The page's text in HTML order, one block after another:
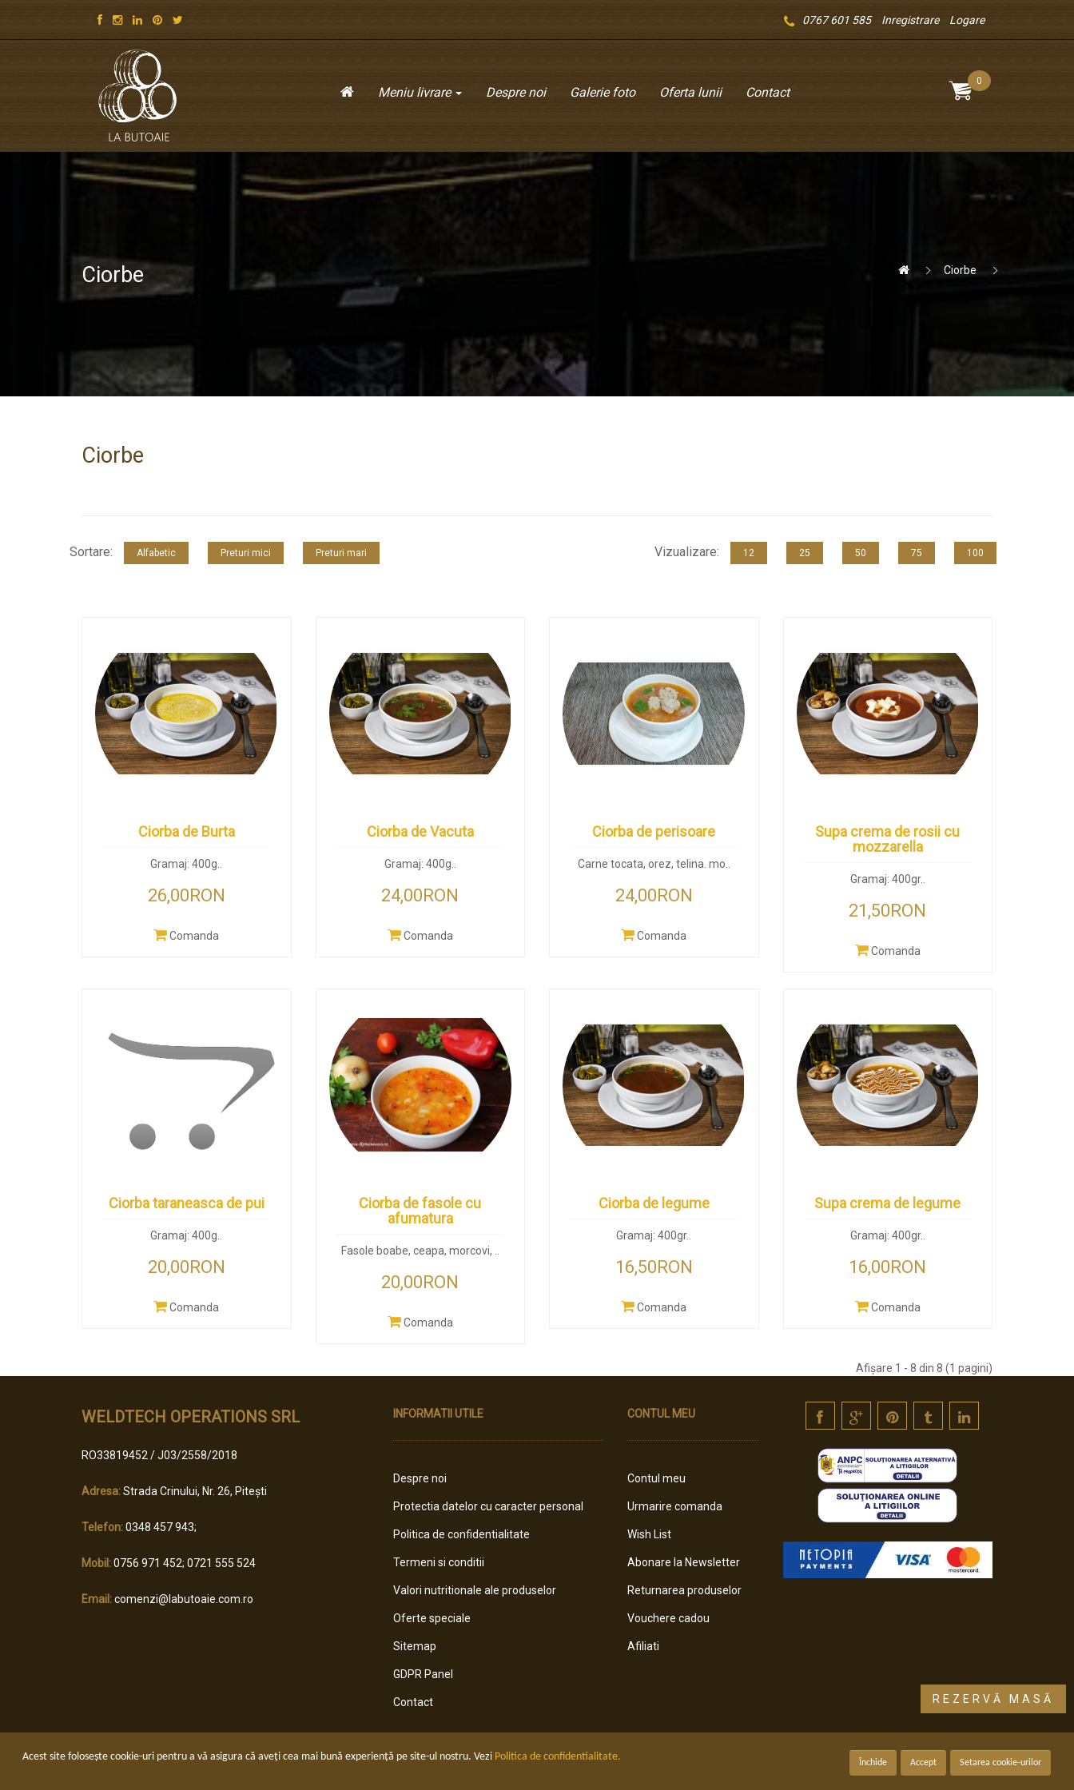
0767 601 585 Inregistrare Logare
Meniu livrare Despre noi Galerie foto Oferta lunii Contact
0
Ciorbe Ciorbe
Ciorbe
Sortare: Alfabetic Preturi mici Preturi mari Vizualizare: 12 25 50 75 100
Ciorba de Burta
Gramaj: 400g..
26,00RON
Comanda
Ciorba de Vacuta
Gramaj: 400g..
24,00RON
Comanda
Ciorba de perisoare
Carne tocata, orez, telina. mo..
24,00RON
Comanda
Supa crema de rosii cu
mozzarella
Gramaj: 400gr..
21,50RON
Comanda
Ciorba taraneasca de pui
Gramaj: 400g..
20,00RON
Comanda
Ciorba de fasole cu
afumatura
Fasole boabe, ceapa, morcovi, ..
20,00RON
Comanda
Ciorba de legume
Gramaj: 400gr..
16,50RON
Comanda
Supa crema de legume
Gramaj: 400gr..
16,00RON
Comanda
Afişare 1 - 8 din 8 (1 pagini)
WELDTECH OPERATIONS SRL
RO33819452 / J03/2558/2018
Adresa:Strada Crinului, Nr. 26, Pitești
Telefon:0348 457 943;
Mobil:0756 971 452; 0721 555 524
Email:comenzi@labutoaie.com.ro
INFORMATII UTILE
Despre noi
Protectia datelor cu caracter personal
Politica de confidentialitate
Termeni si conditii
Valori nutritionale ale produselor
Oferte speciale
Sitemap
GDPR Panel
Contact
CONTUL MEU
Contul meu
Urmarire comanda
Wish List
Abonare la Newsletter
Returnarea produselor
Vouchere cadou
Afiliati
REZERVĂ MASĂ
Acest site folosește cookie-uri pentru a vă asigura că aveți cea mai bună experiență pe site-ul nostru. Vezi Politica de confidentialitate. Închide Accept Setarea cookie-urilor